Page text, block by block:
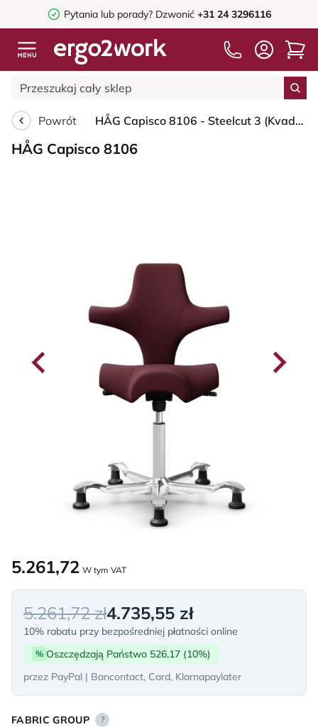
Pytania lub porady? Dzwonić +31 24 3296116
Powrót HÅG Capisco 8106 - Steelcut 3 (Kvadrat) - Wełna / Poliamid - STT682 Chestnut - White - 265 mm (seat height 53-79cm) - Glides
HÅG Capisco 8106
5.261,72 W tym VAT
5.261,72 zł4.735,55 zł
10% rabatu przy bezpośredniej płatności online
% Oszczędzają Państwo 526,17 (10%)
przez PayPal | Bancontact, Card, Klarnapaylater
FABRIC GROUP ?